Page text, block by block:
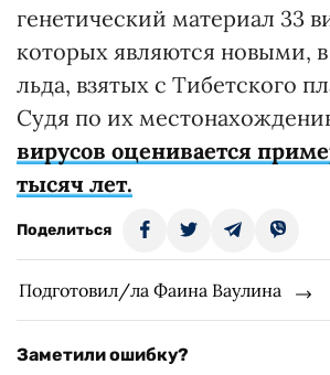
генетический материал 33
которых являются новыми, в
льда, взятых с Тибетского
Судя по их
вирусов оценивается
тысяч лет.
Поделиться
Подготовил/ла Фаина Ваулина
Заметили ошибку?